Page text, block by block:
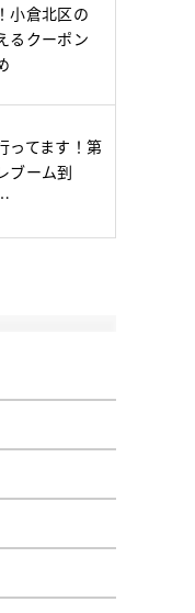
小倉北区の
るクーポン
ってます！第
ブーム到